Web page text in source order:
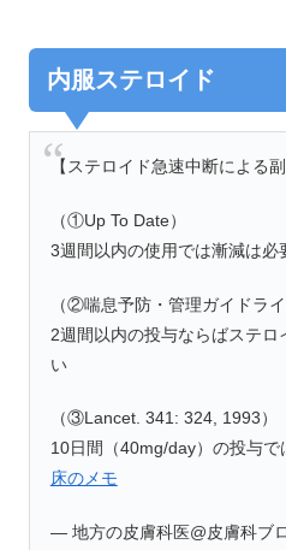
内服ステロイド
【ステロイド急速中断による
（①Up To Date）
3週間以内の使用では漸減は必
（②喘息予防・管理ガイドライ
2週間以内の投与ならばステ
い
（③Lancet. 341: 324, 1993）
10日間（40mg/day）の投与
床のメモ
— 地方の皮膚科医@皮膚科ブ